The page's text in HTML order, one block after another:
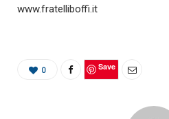
www.fratelliboffi.it
0 Save